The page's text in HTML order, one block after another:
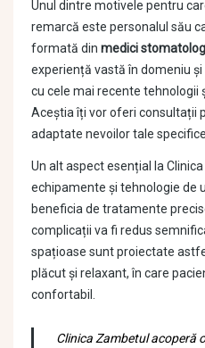
Unul dintre motivele pentru
remarcă este personalul său
formată din medici
experiență vastă în domeniu
cu cele mai recente tehnologii
Aceștia îți vor oferi consultații
adaptate nevoilor tale specifice.
Un alt aspect esențial la
echipamente și tehnologie de
beneficia de tratamente
complicații va fi redus
spațioase sunt proiectate
plăcut și relaxant, în care
confortabil.
Clinica Zambetul acoperă